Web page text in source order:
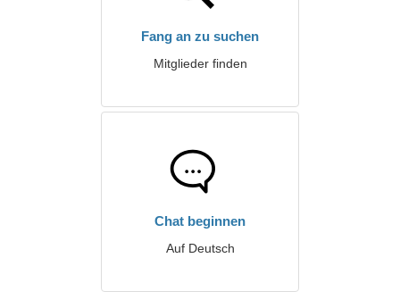
Fang an zu suchen
Mitglieder finden
Chat beginnen
Auf Deutsch